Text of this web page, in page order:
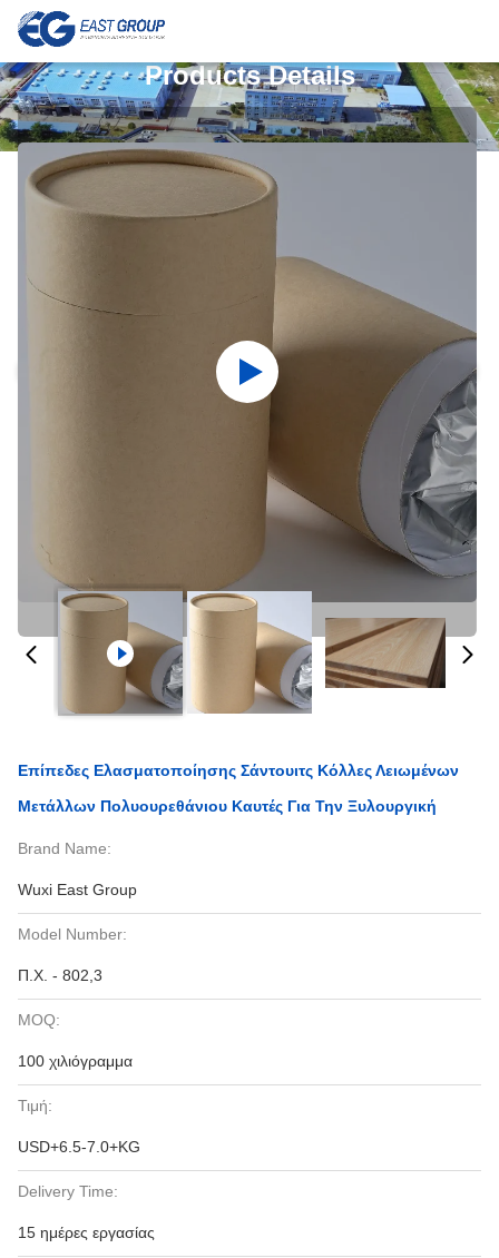
Products Details
Επίπεδες Ελασματοποίησης Σάντουιτς Κόλλες Λειωμένων
Μετάλλων Πολυουρεθάνιου Καυτές Για Την Ξυλουργική
Brand Name:
Wuxi East Group
Model Number:
Π.Χ. - 802,3
MOQ:
100 χιλιόγραμμα
Τιμή:
USD+6.5-7.0+KG
Delivery Time:
15 ημέρες εργασίας